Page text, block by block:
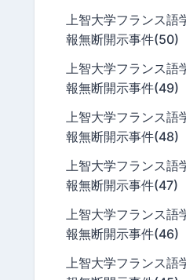
上智大学フランス語
報無断開示事件(50)
上智大学フランス語
報無断開示事件(49)
上智大学フランス語
報無断開示事件(48)
上智大学フランス語
報無断開示事件(47)
上智大学フランス語
報無断開示事件(46)
上智大学フランス語